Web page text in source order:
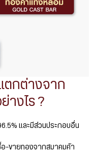
ตกต่างจาก
างไร ?
% และมีส่วนประกอบอื่น
อ-ขายทองจากสมาคมค้า